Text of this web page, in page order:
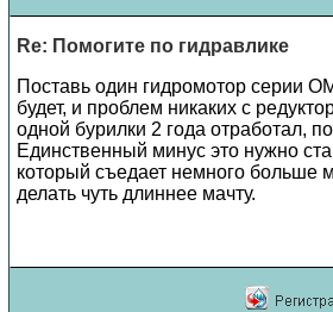
Re: Помогите по гидравлике
Поставь один гидромотор серии
будет, и проблем никаких с
одной бурилки 2 года отработал,
Единственный минус это нужно
который съедает немного больше
делать чуть длиннее мачту.